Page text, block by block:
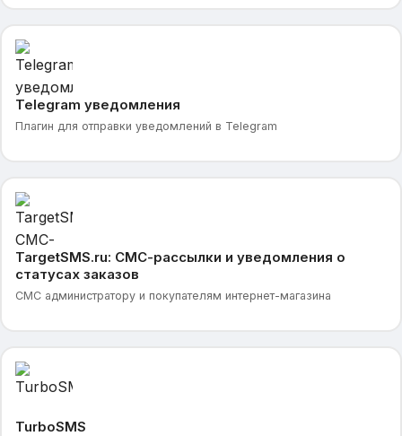
Telegram уведомления
Плагин для отправки уведомлений в Telegram
TargetSMS.ru: СМС-рассылки и уведомления о
статусах заказов
СМС администратору и покупателям интернет-магазина
TurboSMS